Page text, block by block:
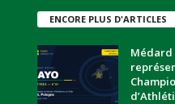
ENCORE PLUS D'ARTICLES
Médard